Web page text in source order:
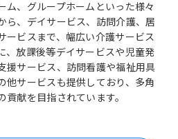
ム、グループホームといった様々
ら、デイサービス、訪問介護、居
ービスまで、幅広い介護サービス
、放課後等デイサービスや児童発
援サービス、訪問看護や福祉用具
他サービスも提供しており、多角
献を目指されています。